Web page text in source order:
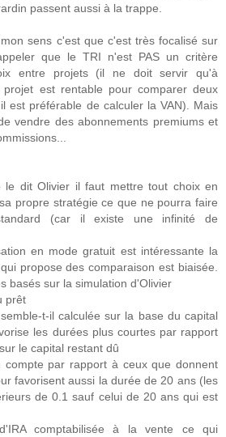
passent aussi à la trappe.
sens c'est que c'est très focalisé sur
que le TRI n'est PAS un critère
entre projets (il ne doit servir qu'à
est rentable pour comparer deux
est préférable de calculer la VAN). Mais
vendre des abonnements premiums et
le dit Olivier il faut mettre tout choix en
propre stratégie ce que ne pourra faire
(car il existe une infinité de
en mode gratuit est intéressante la
propose des comparaison est biaisée.
basés sur la simulation d'Olivier
prêt
t-il calculée sur la base du capital
les durées plus courtes par rapport
le capital restant dû
par rapport à ceux que donnent
favorisent aussi la durée de 20 ans (les
de 0.1 sauf celui de 20 ans qui est
comptabilisée à la vente ce qui